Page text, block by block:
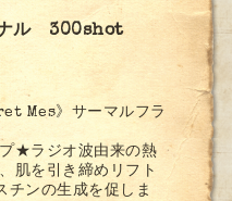
ナル 300shot
Mes》サーマルフラ
★ラジオ波由来の熱
肌を引き締めリフト
チンの生成を促しま